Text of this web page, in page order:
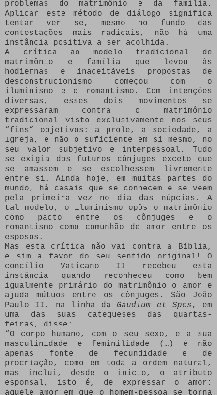
problemas do matrimônio e da família.
Aplicar este método de diálogo significa
tentar ver se, mesmo no fundo das
contestações mais radicais, não há uma
instância positiva a ser acolhida.
A crítica ao modelo tradicional de
matrimônio e família que levou às
hodiernas e inaceitáveis propostas de
desconstrucionismo começou com o
iluminismo e o romantismo. Com intenções
diversas, esses dois movimentos se
expressaram contra o matrimônio
tradicional visto exclusivamente nos seus
“fins” objetivos: a prole, a sociedade, a
Igreja, e não o suficiente em si mesmo, no
seu valor subjetivo e interpessoal. Tudo
se exigia dos futuros cônjuges exceto que
se amassem e se escolhessem livremente
entre si. Ainda hoje, em muitas partes do
mundo, há casais que se conhecem e se veem
pela primeira vez no dia das núpcias. A
tal modelo, o iluminismo opôs o matrimônio
como pacto entre os cônjuges e o
romantismo como comunhão de amor entre os
esposos.
Mas esta crítica não vai contra a Bíblia,
e sim a favor do seu sentido original! O
concílio Vaticano II recebeu esta
instância quando reconheceu como bem
igualmente primário do matrimônio o amor e
ajuda mútuos entre os cônjuges. São João
Paulo II, na linha da Gaudium et Spes, em
uma das suas catequeses das quartas-
feiras, disse:
“O corpo humano, com o seu sexo, e a sua
masculinidade e feminilidade (…) é não
apenas fonte de fecundidade e de
procriação, como em toda a ordem natural,
mas inclui, desde o início, o atributo
esponsal, isto é, de expressar o amor:
aquele amor em que o homem-pessoa se torna